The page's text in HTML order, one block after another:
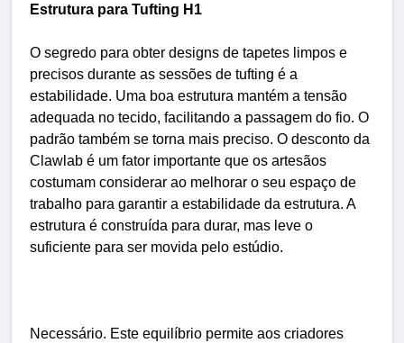
Estrutura para Tufting H1
O segredo para obter designs de tapetes limpos e
precisos durante as sessões de tufting é a
estabilidade. Uma boa estrutura mantém a tensão
adequada no tecido, facilitando a passagem do fio. O
padrão também se torna mais preciso. O desconto da
Clawlab é um fator importante que os artesãos
costumam considerar ao melhorar o seu espaço de
trabalho para garantir a estabilidade da estrutura. A
estrutura é construída para durar, mas leve o
suficiente para ser movida pelo estúdio.
Necessário. Este equilíbrio permite aos criadores